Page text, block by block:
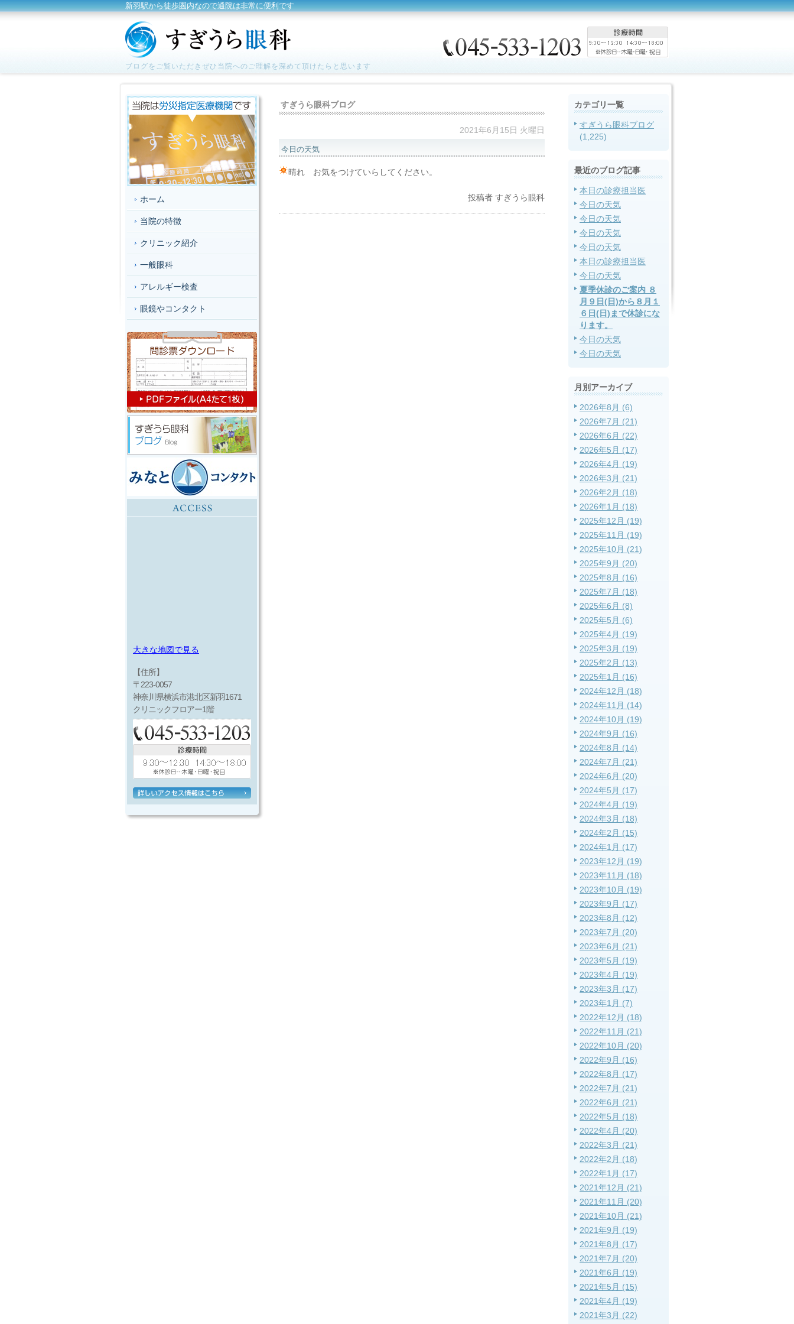
新羽駅から徒歩圏内なので通院は非常に便利です
ブログをご覧いただきぜひ当院へのご理解を深めて頂けたらと思います
すぎうら眼科ブログ
2021年6月15日 火曜日
今日の天気
晴れ お気をつけていらしてください。
投稿者 すぎうら眼科
カテゴリ一覧
すぎうら眼科ブログ
(1,225)
最近のブログ記事
本日の診療担当医
今日の天気
今日の天気
今日の天気
今日の天気
本日の診療担当医
今日の天気
夏季休診のご案内 ８
月９日(日)から８月１
６日(日)まで休診にな
ります。
今日の天気
今日の天気
月別アーカイブ
2026年8月 (6)
2026年7月 (21)
2026年6月 (22)
2026年5月 (17)
2026年4月 (19)
2026年3月 (21)
2026年2月 (18)
2026年1月 (18)
2025年12月 (19)
2025年11月 (19)
2025年10月 (21)
2025年9月 (20)
2025年8月 (16)
2025年7月 (18)
2025年6月 (8)
2025年5月 (6)
2025年4月 (19)
2025年3月 (19)
2025年2月 (13)
2025年1月 (16)
2024年12月 (18)
2024年11月 (14)
2024年10月 (19)
2024年9月 (16)
2024年8月 (14)
2024年7月 (21)
2024年6月 (20)
2024年5月 (17)
2024年4月 (19)
2024年3月 (18)
2024年2月 (15)
2024年1月 (17)
2023年12月 (19)
2023年11月 (18)
2023年10月 (19)
2023年9月 (17)
2023年8月 (12)
2023年7月 (20)
2023年6月 (21)
2023年5月 (19)
2023年4月 (19)
2023年3月 (17)
2023年1月 (7)
2022年12月 (18)
2022年11月 (21)
2022年10月 (20)
2022年9月 (16)
2022年8月 (17)
2022年7月 (21)
2022年6月 (21)
2022年5月 (18)
2022年4月 (20)
2022年3月 (21)
2022年2月 (18)
2022年1月 (17)
2021年12月 (21)
2021年11月 (20)
2021年10月 (21)
2021年9月 (19)
2021年8月 (17)
2021年7月 (20)
2021年6月 (19)
2021年5月 (15)
2021年4月 (19)
2021年3月 (22)
ホーム
当院の特徴
クリニック紹介
一般眼科
アレルギー検査
眼鏡やコンタクト
大きな地図で見る
【住所】
〒223-0057
神奈川県横浜市港北区新羽1671
クリニックフロアー1階